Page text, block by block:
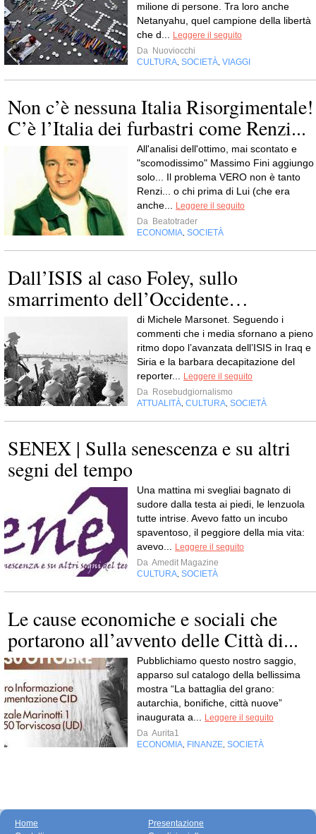
milione di persone. Tra loro anche
Netanyahu, quel campione della libertà
che d...
Leggere il seguito
Da Nuoviocchi
CULTURA SOCIETÀ VIAGGI
Non c’è nessuna Italia Risorgimentale!
C’è l’Italia dei furbastri come Renzi...
All'analisi dell'ottimo, mai scontato e
"scomodissimo" Massimo Fini aggiungo
solo... Il problema VERO non è tanto
Renzi... o chi prima di Lui (che era
anche...
Leggere il seguito
Da Beatotrader
ECONOMIA SOCIETÀ
Dall’ISIS al caso Foley, sullo
smarrimento dell’Occidente…
di Michele Marsonet. Seguendo i
commenti che i media sfornano a pieno
ritmo dopo l’avanzata dell’ISIS in Iraq e
Siria e la barbara decapitazione del
reporter...
Leggere il seguito
Da Rosebudgiornalismo
ATTUALITÀ CULTURA SOCIETÀ
SENEX | Sulla senescenza e su altri
segni del tempo
Una mattina mi svegliai bagnato di
sudore dalla testa ai piedi, le lenzuola
tutte intrise. Avevo fatto un incubo
spaventoso, il peggiore della mia vita:
avevo...
Leggere il seguito
Da Amedit Magazine
CULTURA SOCIETÀ
Le cause economiche e sociali che
portarono all’avvento delle Città di...
Pubblichiamo questo nostro saggio,
apparso sul catalogo della bellissima
mostra “La battaglia del grano:
autarchia, bonifiche, città nuove”
inaugurata a...
Leggere il seguito
Da Aurita1
ECONOMIA FINANZE SOCIETÀ
Home
Presentazione